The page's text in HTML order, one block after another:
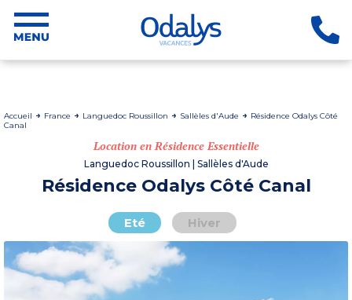
Accueil France Languedoc Roussillon Sallèles d'Aude
Résidence Odalys Côté
Canal
Location en Résidence Essentielle
Languedoc Roussillon | Sallèles d'Aude
Résidence Odalys Côté Canal
Eté Hiver